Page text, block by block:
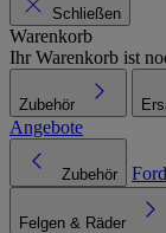
Schließen
Warenkorb
Ihr Warenkorb ist
Zubehör
Angebote
Zubehör
Felgen & Räder